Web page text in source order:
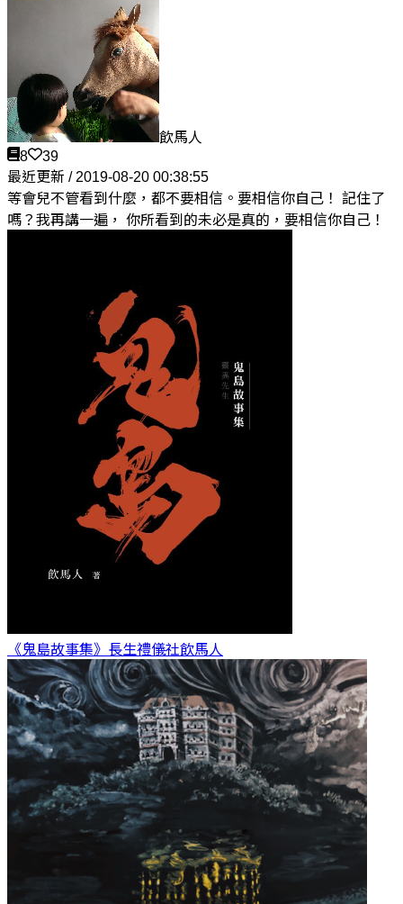
飲馬人
8
39
最近更新 / 2019-08-20 00:38:55
等會兒不管看到什麼，都不要相信。要相信你自己！ 記住了
嗎？我再講一遍， 你所看到的未必是真的，要相信你自己！
《鬼島故事集》長生禮儀社飲馬人